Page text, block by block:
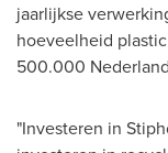
jaarlijkse
hoeveelheid
500.000
"Investeren in